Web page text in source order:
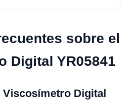
sobre el
Digital YR05841
Viscosímetro Digital